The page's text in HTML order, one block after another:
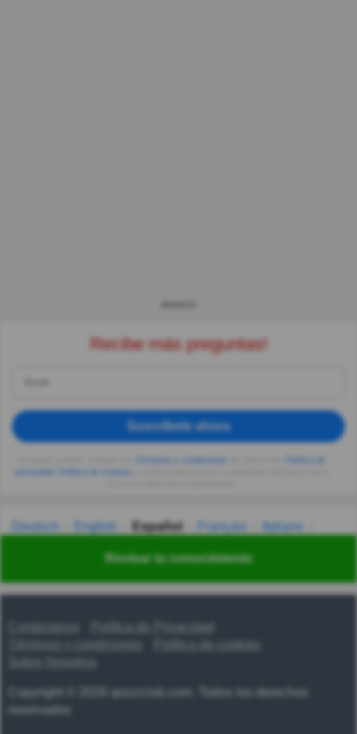
Revisar tu conocimiento
Recibe más preguntas!
Suscríbete ahora
privacidad
Deutsch English Español Français
Italiano
Українська हिन्दी 한국어 汉语
Contáctanos
Política de Privacidad
Términos y condiciones
Copyright © 2026 quizzclub.com. Todos los derechos
reservados